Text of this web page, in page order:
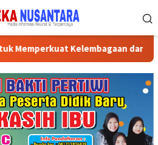
Kelembagaan dan